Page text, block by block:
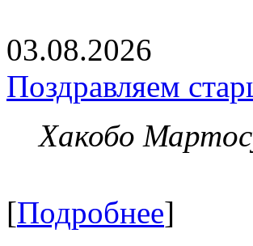
03.08.2026
Поздравляем
Хакобо
[Подробнее]